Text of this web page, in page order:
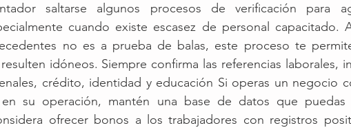
saltarse algunos procesos de verificación para
cuando existe escasez de personal capacitado.
no es a prueba de balas, este proceso te
idóneos. Siempre confirma las referencias laborales,
crédito, identidad y educación Si operas un negocio
en su operación, mantén una base de datos que puedas
ofrecer bonos a los trabajadores con registros